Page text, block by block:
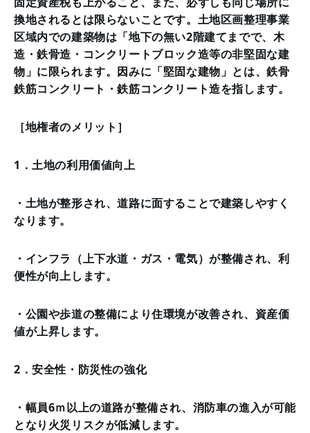
換地されるとは限らないことです。土地区画整理事業
区域内での建築物は「地下の無い2階建てまでで、木
造・鉄骨造・コンクリートブロック造等の非堅固な建
物」に限られます。因みに「堅固な建物」とは、鉄骨
鉄筋コンクリート・鉄筋コンクリート造を指します。
［地権者のメリット］
1．土地の利用価値向上
・土地が整形され、道路に面することで建築しやすく
なります。
・インフラ（上下水道・ガス・電気）が整備され、利
便性が向上します。
・公園や歩道の整備により住環境が改善され、資産価
値が上昇します。
2．安全性・防災性の強化
・幅員6ｍ以上の道路が整備され、消防車の進入が可能
となり火災リスクが低減します。